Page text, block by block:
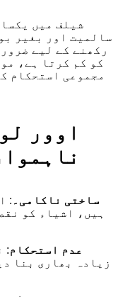
شیلف میں
سالمیت اور بغیر
رکھنے کے لیے
کو کم کرتا ہے،
مجموعی استحکام
ساختی ناکامی۔ :
ہیں، اشیاء کو
عدم استحکام:
زیادہ بھاری بنا